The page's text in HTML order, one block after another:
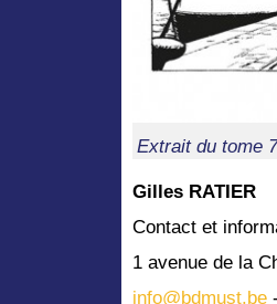
Extrait du tome
Gilles RATIER
Contact et
1 avenue de la
info@bdmust.be